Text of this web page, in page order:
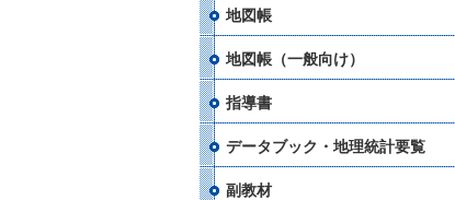
地図帳
地図帳（一般向け）
指導書
データブック・地理統計要覧
副教材